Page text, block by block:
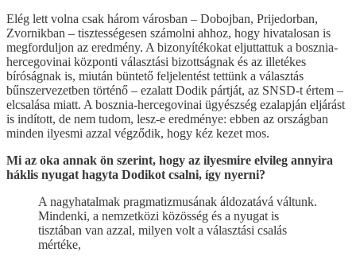
Elég lett volna csak három városban – Dobojban, Prijedorban,
Zvornikban – tisztességesen számolni ahhoz, hogy hivatalosan is
megforduljon az eredmény. A bizonyítékokat eljuttattuk a bosznia-
hercegovinai központi választási bizottságnak és az illetékes
bíróságnak is, miután büntető feljelentést tettünk a választás
bűnszervezetben történő – ezalatt Dodik pártját, az SNSD-t értem –
elcsalása miatt. A bosznia-hercegovinai ügyészség ezalapján eljárást
is indított, de nem tudom, lesz-e eredménye: ebben az országban
minden ilyesmi azzal végződik, hogy kéz kezet mos.
Mi az oka annak ön szerint, hogy az ilyesmire elvileg annyira
háklis nyugat hagyta Dodikot csalni, így nyerni?
A nagyhatalmak pragmatizmusának áldozatává váltunk.
Mindenki, a nemzetközi közösség és a nyugat is
tisztában van azzal, milyen volt a választási csalás
mértéke,